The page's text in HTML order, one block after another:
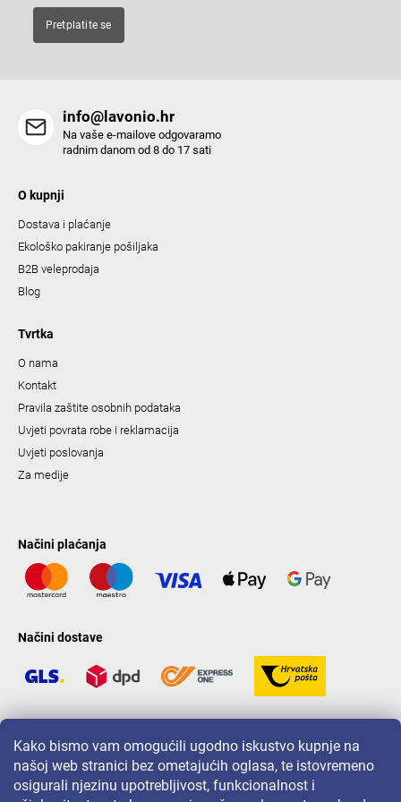
Kako bismo vam omogućili ugodno iskustvo kupnje na
našoj web stranici bez ometajućih oglasa, te istovremeno
osigurali njezinu upotrebljivost, funkcionalnost i
Pretplatite se
info@lavonio.hr
Na vaše e-mailove odgovaramo
radnim danom od 8 do 17 sati
O kupnji
Dostava i plaćanje
Ekološko pakiranje pošiljaka
B2B veleprodaja
Blog
Tvrtka
O nama
Kontakt
Pravila zaštite osobnih podataka
Uvjeti povrata robe i reklamacija
Uvjeti poslovanja
Za medije
Načini plaćanja
Načini dostave